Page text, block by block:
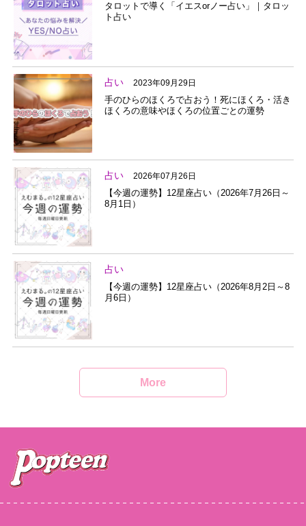
タロットで導く「イエスorノー占い」｜タロッ
ト占い
占い 2023年09月29日
手のひらのほくろで占おう！死にほくろ・活き
ほくろの意味やほくろの位置ごとの運勢
占い 2026年07月26日
【今週の運勢】12星座占い（2026年7月26日～
8月1日）
占い
【今週の運勢】12星座占い（2026年8月2日～8
月6日）
More